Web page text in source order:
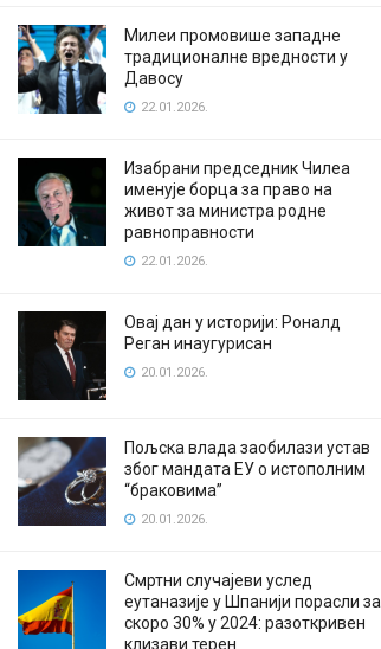
Милеи промовише западне
традиционалне вредности у
Давосу
22.01.2026.
Изабрани председник Чилеа
именује борца за право на
живот за министра родне
равноправности
22.01.2026.
Овај дан у историји: Роналд
Реган инаугурисан
20.01.2026.
Пољска влада заобилази устав
због мандата ЕУ о истополним
“браковима”
20.01.2026.
Смртни случајеви услед
еутаназије у Шпанији порасли за
скоро 30% у 2024: разоткривен
клизави терен